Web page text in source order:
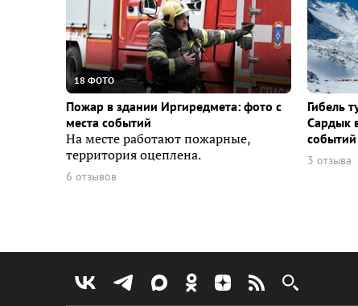
18 ФОТО
Пожар в здании Иргиредмета: фото с
места событий
На месте работают пожарные,
территория оцеплена.
6 отзывов
Гибель
Сардык
3 отзыва